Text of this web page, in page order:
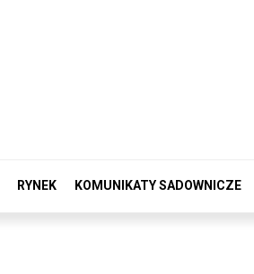
RYNEK KOMUNIKATY SADOWNICZE